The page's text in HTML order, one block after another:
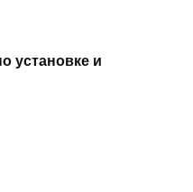
установке и